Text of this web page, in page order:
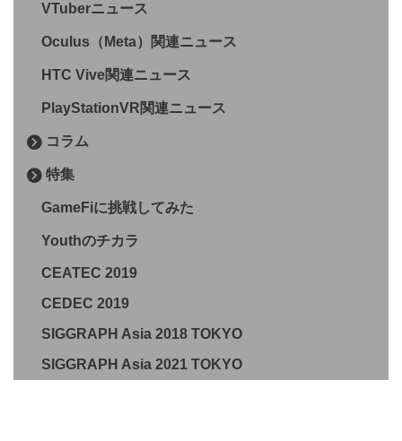
VTuberニュース
Oculus（Meta）関連ニュース
HTC Vive関連ニュース
PlayStationVR関連ニュース
コラム
特集
GameFiに挑戦してみた
Youthのチカラ
CEATEC 2019
CEDEC 2019
SIGGRAPH Asia 2018 TOKYO
SIGGRAPH Asia 2021 TOKYO